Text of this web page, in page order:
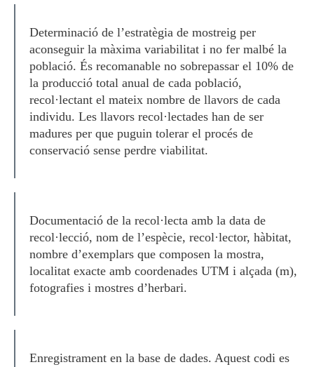
Determinació de l’estratègia de mostreig per
aconseguir la màxima variabilitat i no fer malbé la
població. És recomanable no sobrepassar el 10% de
la producció total anual de cada població,
recol·lectant el mateix nombre de llavors de cada
individu. Les llavors recol·lectades han de ser
madures per que puguin tolerar el procés de
conservació sense perdre viabilitat.
Documentació de la recol·lecta amb la data de
recol·lecció, nom de l’espècie, recol·lector, hàbitat,
nombre d’exemplars que composen la mostra,
localitat exacte amb coordenades UTM i alçada (m),
fotografies i mostres d’herbari.
Enregistrament en la base de dades. Aquest codi es